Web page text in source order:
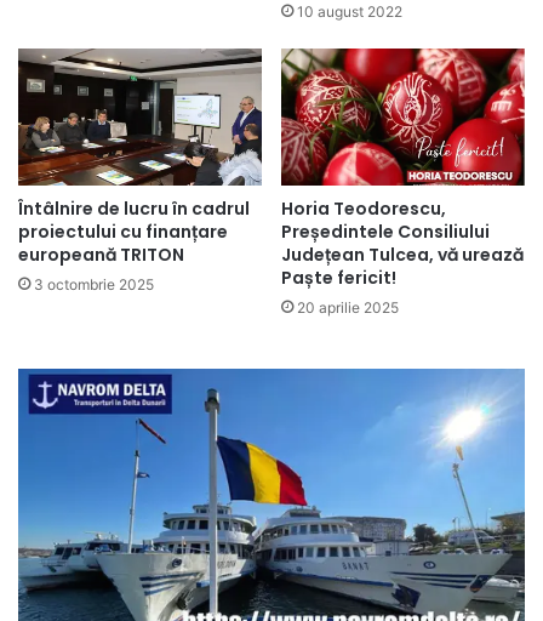
10 august 2022
Întâlnire de lucru în cadrul
proiectului cu finanțare
europeană TRITON
3 octombrie 2025
Horia Teodorescu,
Președintele Consiliului
Județean Tulcea, vă urează
Paște fericit!
20 aprilie 2025